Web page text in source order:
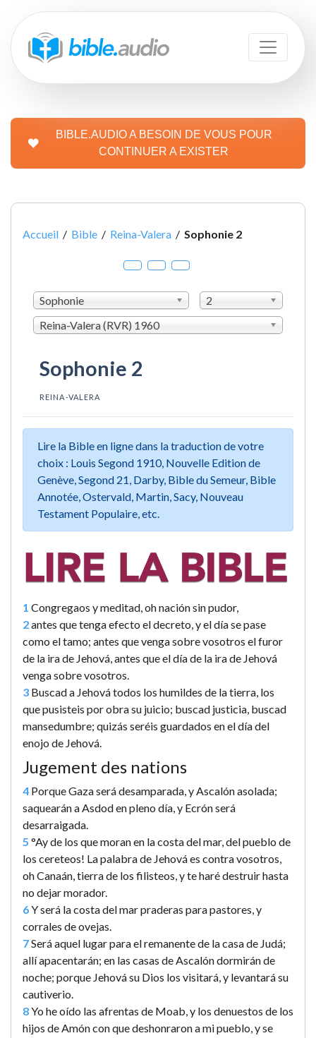
BIBLE.AUDIO A BESOIN DE VOUS POUR
CONTINUER A EXISTER
Accueil / Bible / Reina-Valera / Sophonie 2
Sophonie
2
Reina-Valera (RVR) 1960
Sophonie 2
REINA-VALERA
Lire la Bible en ligne dans la traduction de votre
choix : Louis Segond 1910, Nouvelle Edition de
Genève, Segond 21, Darby, Bible du Semeur, Bible
Annotée, Ostervald, Martin, Sacy, Nouveau
Testament Populaire, etc.
1 Congregaos y meditad, oh nación sin pudor,
2antes que tenga efecto el decreto, y el día se pase
como el tamo; antes que venga sobre vosotros el furor
de la ira de Jehová, antes que el día de la ira de Jehová
venga sobre vosotros.
3 Buscad a Jehová todos los humildes de la tierra, los
que pusisteis por obra su juicio; buscad justicia, buscad
mansedumbre; quizás seréis guardados en el día del
enojo de Jehová.
Jugement des nations
4 Porque Gaza será desamparada, y Ascalón asolada;
saquearán a Asdod en pleno día, y Ecrón será
desarraigada.
5 °Ay de los que moran en la costa del mar, del pueblo de
los cereteos! La palabra de Jehová es contra vosotros,
oh Canaán, tierra de los filisteos, y te haré destruir hasta
no dejar morador.
6Y será la costa del mar praderas para pastores, y
corrales de ovejas.
7Será aquel lugar para el remanente de la casa de Judá;
allí apacentarán; en las casas de Ascalón dormirán de
noche; porque Jehová su Dios los visitará, y levantará su
cautiverio.
8Yo he oído las afrentas de Moab, y los denuestos de los
hijos de Amón con que deshonraron a mi pueblo, y se